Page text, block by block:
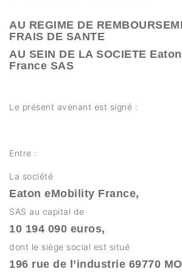
AU REGIME DE
FRAIS DE SANTE
AU SEIN DE LA SOCIETE
France SAS
Le présent avenant est signé :
Entre :
La société
Eaton eMobility France,
SAS au capital de
10 194 090 euros,
dont le siège social est situé
196 rue de l’industrie 69770